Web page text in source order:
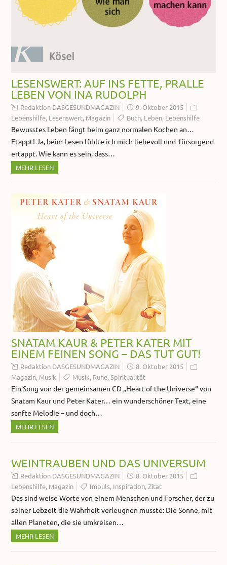
LESENSWERT: AUF INS FETTE, PRALLE
LEBEN VON INA RUDOLPH
Redaktion DASGESUNDMAGAZIN
9. Oktober 2015
Lebenshilfe, Lesenswert, Magazin Buch, Leben, Lebenshilfe
Bewusstes Leben fängt beim ganz normalen Kochen an…
Etappt! Ja, beim Lesen fühlte ich mich liebevoll und fürsorgend
ertappt. Wie kann es sein, dass…
MEHR LESEN
SNATAM KAUR & PETER KATER MIT
EINEM FEINEN SONG – DAS TUT GUT!
Redaktion DASGESUNDMAGAZIN
8. Oktober 2015
Magazin, Musik Musik, Ruhe,Spiritualität
Ein Song von der gemeinsamen CD „Heart of the Universe“ von
Snatam Kaur und Peter Kater… ein wunderschöner Text, eine
sanfte Melodie – und doch…
MEHR LESEN
WEINTRAUBEN UND DAS UNIVERSUM
Redaktion DASGESUNDMAGAZIN
8. Oktober 2015
Lebenshilfe, Magazin Impuls, Inspiration,Zitat
Das sind weise Worte von einem Menschen und Forscher, der zu
seiner Lebzeit die Wahrheit verleugnen musste: Die Sonne, mit
allen Planeten, die sie umkreisen…
MEHR LESEN